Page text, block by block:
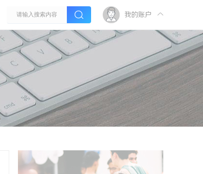
我的账户